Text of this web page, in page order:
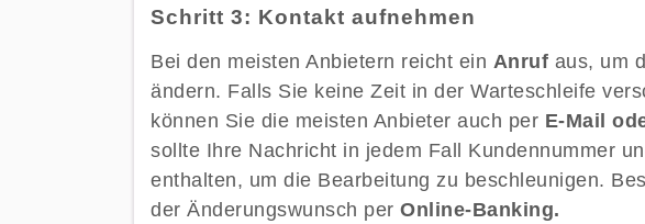
Schritt 3: Kontakt aufnehmen
Bei den meisten Anbietern reicht ein Anruf aus, um
ändern. Falls Sie keine Zeit in der Warteschleife
können Sie die meisten Anbieter auch per E-Mail
sollte Ihre Nachricht in jedem Fall Kundennummer
enthalten, um die Bearbeitung zu beschleunigen.
der Änderungswunsch per Online-Banking.